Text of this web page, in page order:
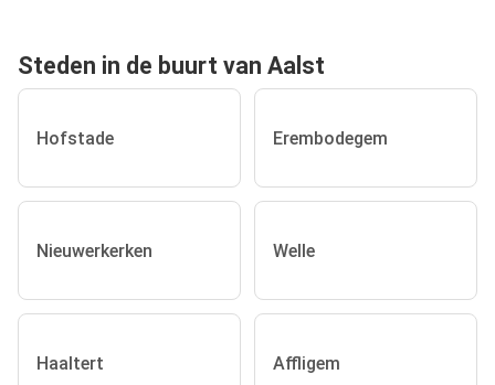
Steden in de buurt van Aalst
Hofstade Erembodegem
Nieuwerkerken Welle
Haaltert Affligem